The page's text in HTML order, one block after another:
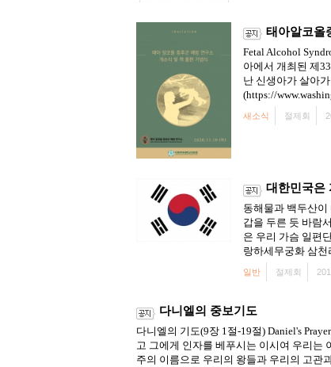
태아알코올
Fetal Alcohol
아에서 개최된 제
난 신생아가 살아
(https://
새소식 절제회
대한민국은
동해물과 백두산
갑을 두른 듯 바람
은 우리 가슴 일편
랑하세무궁화 삼
일반 절제회
다니엘의 중보기도
다니엘의 기도(9장 1절-19절) Daniel's
고 그에게 인자를 베푸시는 이시여 우리는
주의 이름으로 우리의 왕들과 우리의 고관